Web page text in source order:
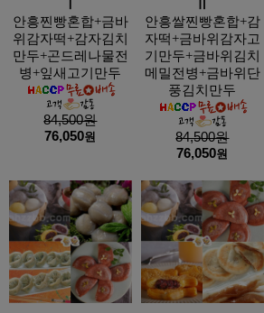
안흥찐빵혼합+금바
위감자떡+감자김치
만두+곤드레나물전
병+잎새고기만두
84,500원
76,050원
안흥쌀찐빵혼합+감
자떡+금바위감자고
기만두+금바위김치
메밀전병+금바위단
풍김치만두
84,500원
76,050원